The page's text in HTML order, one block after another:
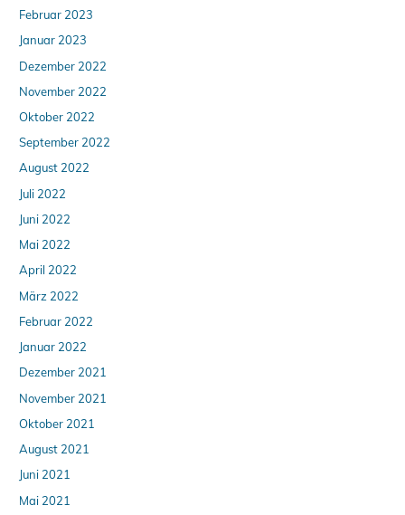
Februar 2023
Januar 2023
Dezember 2022
November 2022
Oktober 2022
September 2022
August 2022
Juli 2022
Juni 2022
Mai 2022
April 2022
März 2022
Februar 2022
Januar 2022
Dezember 2021
November 2021
Oktober 2021
August 2021
Juni 2021
Mai 2021